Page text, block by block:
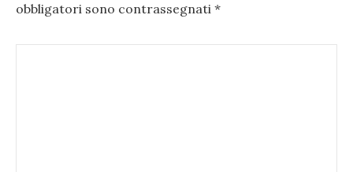
obbligatori sono contrassegnati *